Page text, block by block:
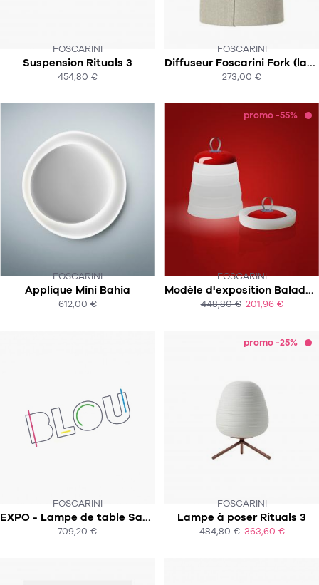
FOSCARINI
Suspension Rituals 3
454,80 €
ACHAT EXPRESS
FOSCARINI
Diffuseur Foscarini Fork (lampe de table)
273,00 €
CE PRODUIT N'EST PLUS EN STOCK
:-(
ACHAT EXPRESS
FOSCARINI
Applique Mini Bahia
612,00 €
SOUS 2-3 SEMAINES
ACHAT EXPRESS
promo -55%
FOSCARINI
Modèle d'exposition Baladeuse Cri Cri
448,80 € 201,96 €
ACHAT EXPRESS
FOSCARINI
EXPO - Lampe de table Satellight
709,20 €
ACHAT EXPRESS
promo -25%
FOSCARINI
Lampe à poser Rituals 3
484,80 € 363,60 €
SOUS 2-4 SEMAINES
ACHAT EXPRESS